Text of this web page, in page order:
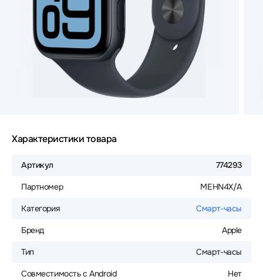
Характеристики товара
Артикул 774293
Партномер MEHN4X/A
Категория Смарт-часы
Бренд Apple
Тип Смарт-часы
Совместимость с Android Нет